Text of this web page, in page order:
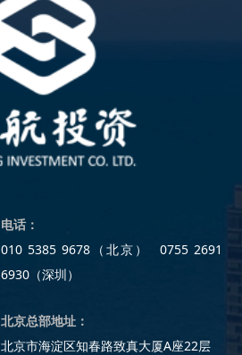
电话：
010 5385 9678（北京） 0755 2691
6930（深圳）
北京总部地址：
北京市海淀区知春路致真大厦A座22层